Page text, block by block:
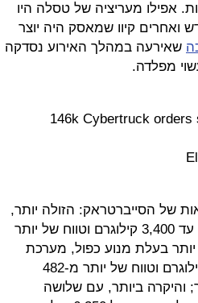
אפילו מעריציה של טסלה היו
ואחרים קיוו שמאסק היה יוצר
שאירעה במהלך האירוע נסדקה
מפלדה.
146k Cybertruck
של הסייברטראק: הזולה יותר,
בעלת מנוע יחיד והנעה אחורית, קיבולת גרירה של עד 3,400 קילוגרם וטווח של יותר
אלף דולר; יקרה יותר בעלת מנוע כפול, מערכת
הנעה כפולה (AWD), יכולת גרירה של עד 4,500 קילוגרם וטווח של יותר מ-482
במחיר של 49.9 אלף דולר; והיקרה ביותר, עם שלושה